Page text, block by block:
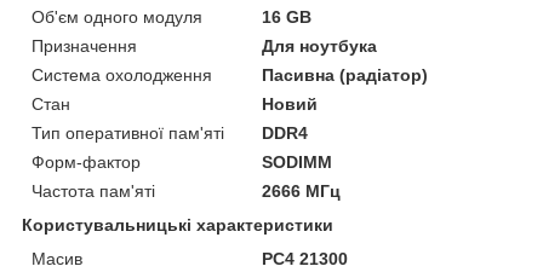
Об'єм одного модуля
16 GB
Призначення
Для ноутбука
Система охолодження
Пасивна (радіатор)
Стан
Новий
Тип оперативної пам'яті
DDR4
Форм-фактор
SODIMM
Частота пам'яті
2666 МГц
Користувальницькі характеристики
Масив
PC4 21300